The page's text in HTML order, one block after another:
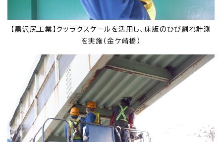
【黒沢尻工業】クッラクスケールを活用し、床版のひび割れ計測
を実施（金ケ崎橋）